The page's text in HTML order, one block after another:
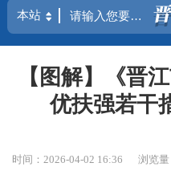
【图解】《晋
优扶强若干
时间：2026-04-02 16:36 浏览